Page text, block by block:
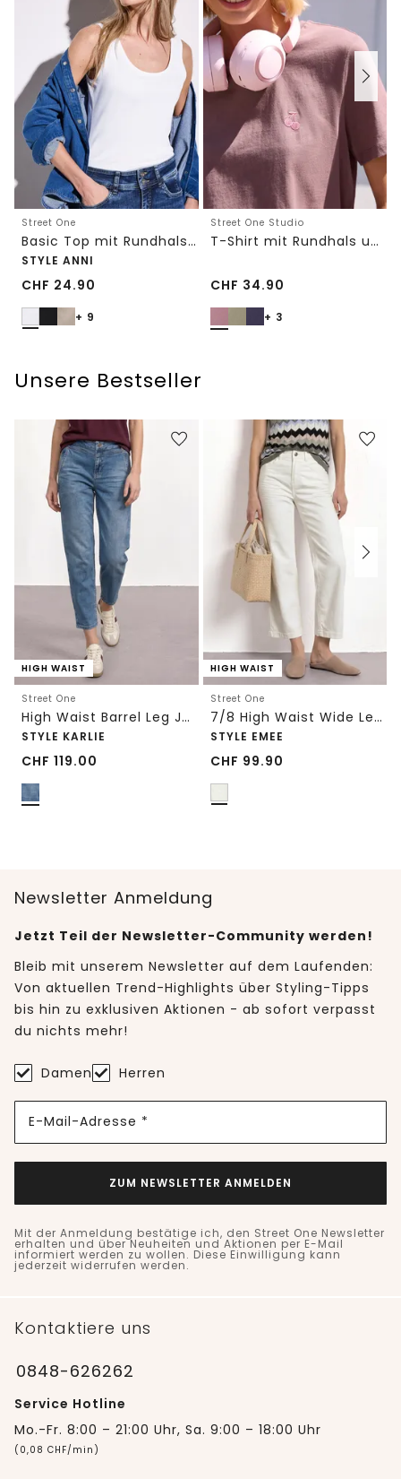
Street One
Basic Top mit Rundhals in Unifarbe
STYLE ANNI
CHF 24.90
+ 9
Street One Studio
T-Shirt mit Rundhals und Embroidery-Detail
CHF 34.90
+ 3
Unsere Bestseller
HIGH WAIST
Street One
High Waist Barrel Leg Jeans im Loose Fit
STYLE KARLIE
CHF 119.00
HIGH WAIST
Street One
7/8 High Waist Wide Leg Jeans im Loose Fit
STYLE EMEE
CHF 99.90
Newsletter Anmeldung
Jetzt Teil der Newsletter-Community werden!
Bleib mit unserem Newsletter auf dem Laufenden:
Von aktuellen Trend-Highlights über Styling-Tipps
bis hin zu exklusiven Aktionen - ab sofort verpasst
du nichts mehr!
Damen Herren
E-Mail-Adresse *
ZUM NEWSLETTER ANMELDEN
Mit der Anmeldung bestätige ich, den Street One Newsletter
erhalten und über Neuheiten und Aktionen per E-Mail
informiert werden zu wollen. Diese Einwilligung kann
jederzeit widerrufen werden.
Kontaktiere uns
0848-626262
Service Hotline
Mo.-Fr. 8:00 – 21:00 Uhr, Sa. 9:00 – 18:00 Uhr
(0,08 CHF/min)